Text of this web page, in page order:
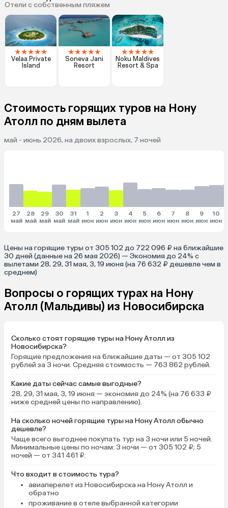
Отели с собственным пляжем
★★★★★
Velaa Private
Island
★★★★★
Soneva Jani
Resort
★★★★★
Noku Maldives
Resort & Spa
Стоимость горящих туров на Нону
Атолл по дням вылета
май - июнь 2026, на двоих взрослых, 7 ночей
27
май
28
май
29
май
30
май
31
май
1
июн
2
июн
3
июн
4
июн
5
июн
6
июн
7
июн
8
июн
9
июн
10
июн
Цены на горящие туры от 305 102 до 722 096 ₽ на ближайшие
30 дней (данные на 26 мая 2026) — Экономия до 24% с
вылетами 28, 29, 31 мая, 3, 19 июня (на 76 632 ₽ дешевле чем в
среднем)
Вопросы о горящих турах на Нону
Атолл (Мальдивы) из Новосибирска
Сколько стоят горящие туры на Нону Атолл из
Новосибирска?
Горящие предложения на ближайшие даты — от 305 102
рублей за 3 ночи. Средняя стоимость — 763 862 рублей.
Какие даты сейчас самые выгодные?
28, 29, 31 мая, 3, 19 июня — экономия до 24% (на 76 633 ₽
ниже средней цены по направлению).
На сколько ночей горящие туры на Нону Атолл обычно
дешевле?
Чаще всего выгоднее покупать тур на 3 ночи или 5 ночей.
Минимальные цены по ночам: 3 ночи — от 305 102 ₽; 5
ночей — от 341 461 ₽.
Что входит в стоимость тура?
авиаперелет из Новосибирска на Нону Атолл и
обратно
проживание в отеле выбранной категории